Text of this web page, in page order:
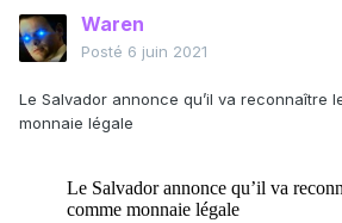
Waren
Posté 6 juin 2021
Le Salvador annonce qu’il va reconnaître
monnaie légale